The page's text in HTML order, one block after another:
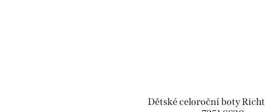
Dětské celoroční boty